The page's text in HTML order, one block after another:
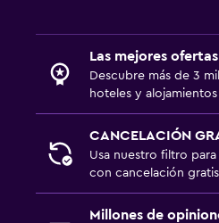
Las mejores
Descubre más de 3
hoteles y
CANCELACIÓN
Usa nuestro filtro
con cancelación
Millones de